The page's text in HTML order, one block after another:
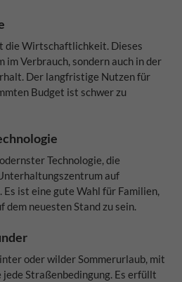
die Wirtschaftlichkeit. Dieses
im Verbrauch, sondern auch in der
Der langfristige Nutzen für
Budget ist schwer zu
Technologie, die
auf
ist eine gute Wahl für Familien,
dem neuesten Stand zu sein.
oder wilder Sommerurlaub, mit
Straßenbedingung. Es erfüllt